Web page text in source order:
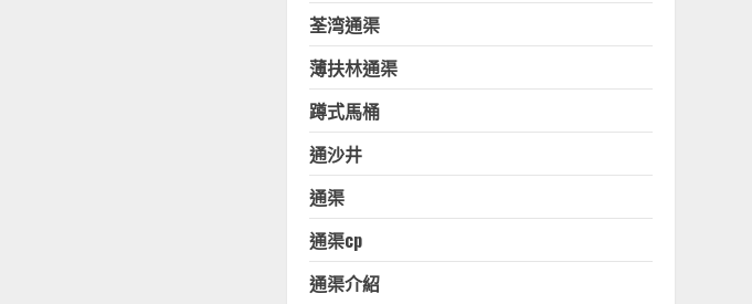
荃湾通渠
薄扶林通渠
蹲式馬桶
通沙井
通渠
通渠cp
通渠介紹